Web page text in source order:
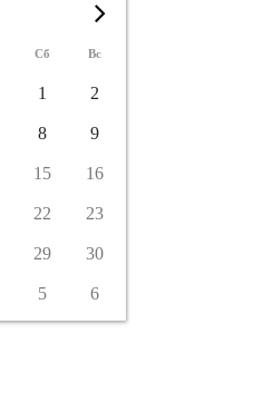
Сб Вс
1 2
8 9
15 16
22 23
29 30
5 6